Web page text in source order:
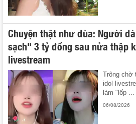
Chuyện thật như đùa: Người
sạch" 3 tỷ đồng sau nửa thập
livestream
Trông chờ
idol
làm "lốp ...
06/08/2026